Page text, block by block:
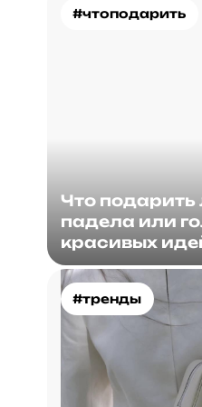
#чтоподарить
Что
падела или
красивых
#тренды